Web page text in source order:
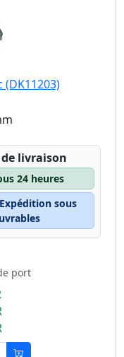
livraison
24 heures
sous
port